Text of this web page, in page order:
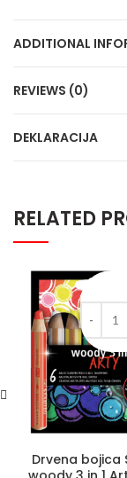
ADDITIONAL
REVIEWS (0)
DEKLARACIJA
RELATED
Drvena bojica
Drvena